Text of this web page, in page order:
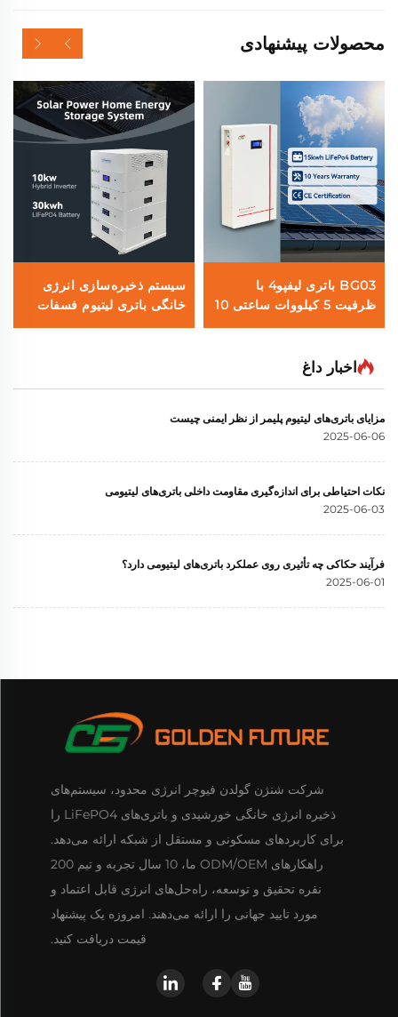
محصولات پیشنهادی
BG03 باتری لیفپو4 با
ظرفیت 5 کیلووات ساعتی 10
کیلووات ساعتی 15 کیلووات
خانگی با کیفیت بالا
سیستم ذخیره‌سازی انرژی
خانگی باتری لیتیوم فسفات
قابل انباشت SPS001 همراه
اخبار داغ
مزایای باتری‌های لیتیوم پلیمر از نظر ایمنی چیست
2025-06-06
نکات احتیاطی برای اندازه‌گیری مقاومت داخلی باتری‌های لیتیومی
2025-06-03
فرآیند حکاکی چه تأثیری روی عملکرد باتری‌های لیتیومی دارد؟
2025-06-01
شرکت شنژن گولدن فیوچر انرژی محدود، سیستم‌های
ذخیره انرژی خانگی خورشیدی و باتری‌های LiFePO4 را
برای کاربردهای مسکونی و مستقل از شبکه ارائه می‌دهد.
راهکارهای ODM/OEM ما، 10 سال تجربه و تیم 200
نفره تحقیق و توسعه، راه‌حل‌های انرژی قابل اعتماد و
مورد تایید جهانی را ارائه می‌دهند. امروزه یک پیشنهاد
قیمت دریافت کنید.